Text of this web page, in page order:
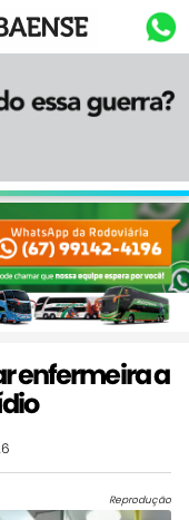
enfermeira a
Reprodução